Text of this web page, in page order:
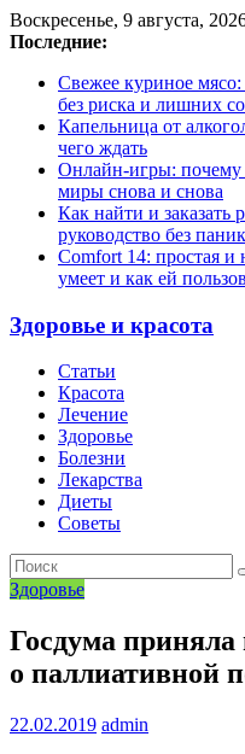
Воскресенье, 9 августа,
Последние:
Свежее куриное мясо:
без риска и лишних
Капельница от
чего ждать
Онлайн-игры: почему
миры снова и снова
Как найти и заказать
руководство без
Comfort 14: простая
умеет и как ей
Здоровье и красота
Статьи
Красота
Лечение
Здоровье
Болезни
Лекарства
Диеты
Советы
Здоровье
Госдума
о паллиативной
22.02.2019 admin